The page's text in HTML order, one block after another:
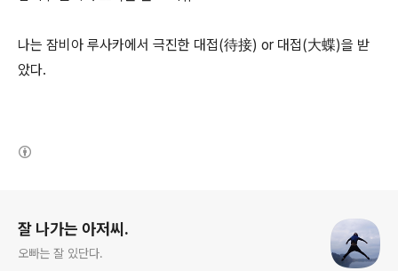
나는 잠비아 루사카에서 극진한 대접(待接) or 대접(大蝶)을 받
았다.
잘 나가는 아저씨.
오빠는 잘 있단다.